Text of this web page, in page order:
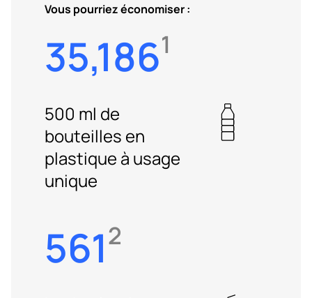
Vous pourriez économiser :
35,1861
500 ml de
bouteilles en
plastique à usage
unique
5612